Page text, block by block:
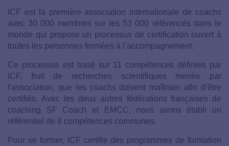
ICF est la première association internationale de coachs
avec 30 000 membres sur les 53 000 référencés dans le
monde qui propose un processus de certification ouvert à
toutes les personnes formées à l’accompagnement.
Ce processus est basé sur 11 compétences définies par
ICF, fruit de recherches scientifiques menée par
l'association, que les coachs doivent maîtriser afin d’être
certifiés. Avec les deux autres fédérations françaises de
coaching SF Coach et EMCC, nous avons établi un
référentiel de 8 compétences communes.
Pour se former, ICF certifie des programmes de formation